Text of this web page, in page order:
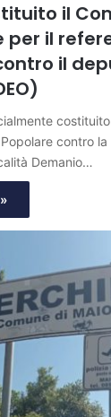
il
per il
il
contro
Demanio…